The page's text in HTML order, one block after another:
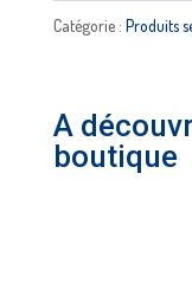
vertes
FERME
DES
Catégorie : Produits
A
boutique